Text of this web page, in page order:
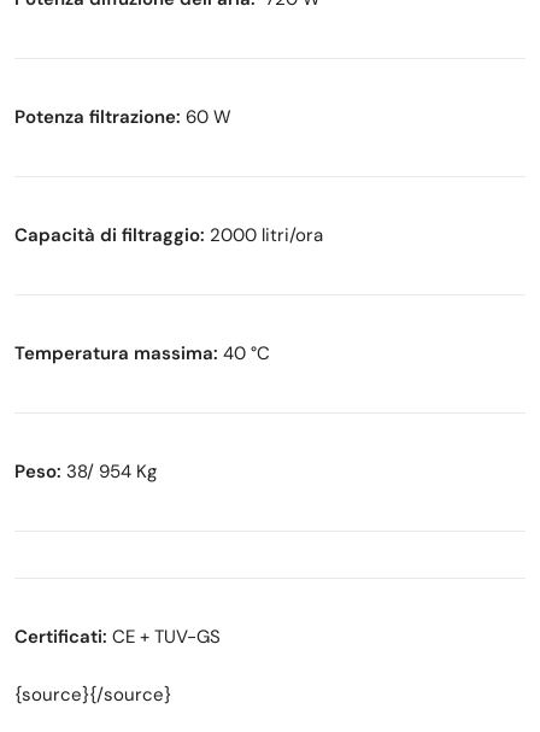
Potenza filtrazione: 60 W
Capacità di filtraggio: 2000 litri/ora
Temperatura massima: 40 °C
Peso: 38/ 954 Kg
Certificati: CE + TUV-GS
{source}{/source}